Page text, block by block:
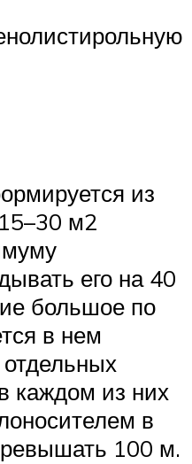
из
м2
его на 40
большое по
в нем
отдельных
каждом из них
в
100 м.